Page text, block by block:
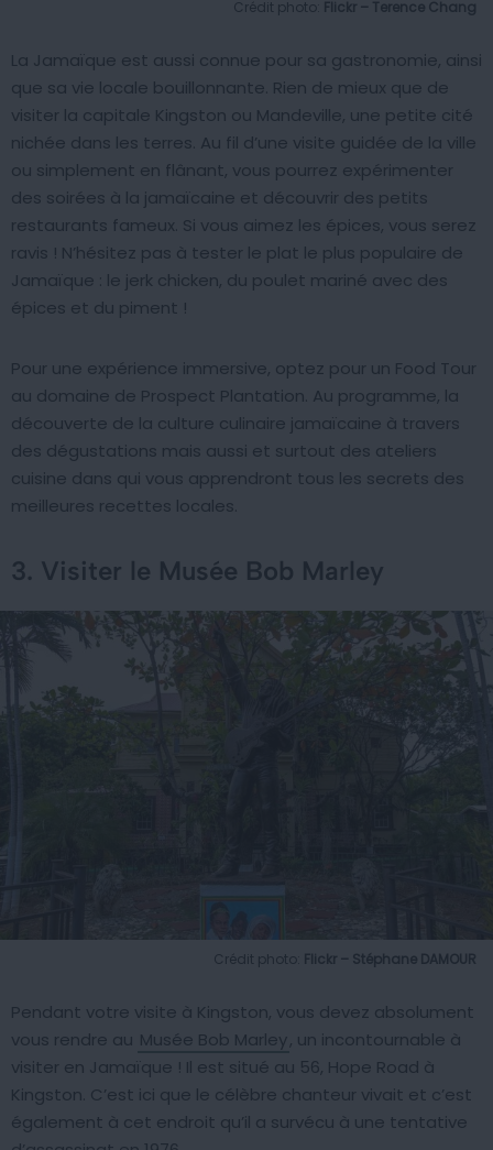
Crédit photo: Flickr – Terence Chang
La Jamaïque est aussi connue pour sa gastronomie, ainsi
que sa vie locale bouillonnante. Rien de mieux que de
visiter la capitale Kingston ou Mandeville, une petite cité
nichée dans les terres. Au fil d’une visite guidée de la ville
ou simplement en flânant, vous pourrez expérimenter
des soirées à la jamaïcaine et découvrir des petits
restaurants fameux. Si vous aimez les épices, vous serez
ravis ! N’hésitez pas à tester le plat le plus populaire de
Jamaïque : le jerk chicken, du poulet mariné avec des
épices et du piment !
Pour une expérience immersive, optez pour un Food Tour
au domaine de Prospect Plantation. Au programme, la
découverte de la culture culinaire jamaïcaine à travers
des dégustations mais aussi et surtout des ateliers
cuisine dans qui vous apprendront tous les secrets des
meilleures recettes locales.
3. Visiter le Musée Bob Marley
Crédit photo: Flickr – Stéphane DAMOUR
Pendant votre visite à Kingston, vous devez absolument
vous rendre au Musée Bob Marley, un incontournable à
visiter en Jamaïque ! Il est situé au 56, Hope Road à
Kingston. C’est ici que le célèbre chanteur vivait et c’est
également à cet endroit qu’il a survécu à une tentative